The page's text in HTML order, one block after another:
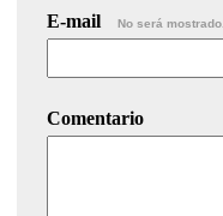
E-mail No será mostrado.
Comentario